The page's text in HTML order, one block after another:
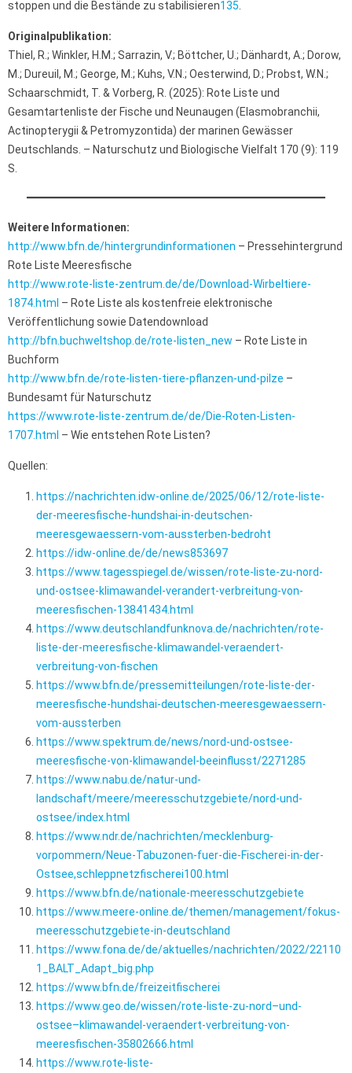
stoppen und die Bestände zu stabilisieren135.
Originalpublikation:
Thiel, R.; Winkler, H.M.; Sarrazin, V.; Böttcher, U.; Dänhardt, A.; Dorow,
M.; Dureuil, M.; George, M.; Kuhs, V.N.; Oesterwind, D.; Probst, W.N.;
Schaarschmidt, T. & Vorberg, R. (2025): Rote Liste und
Gesamtartenliste der Fische und Neunaugen (Elasmobranchii,
Actinopterygii & Petromyzontida) der marinen Gewässer
Deutschlands. – Naturschutz und Biologische Vielfalt 170 (9): 119
S.
Weitere Informationen:
http://www.bfn.de/hintergrundinformationen – Pressehintergrund
Rote Liste Meeresfische
http://www.rote-liste-zentrum.de/de/Download-Wirbeltiere-
1874.html – Rote Liste als kostenfreie elektronische
Veröffentlichung sowie Datendownload
http://bfn.buchweltshop.de/rote-listen_new – Rote Liste in
Buchform
http://www.bfn.de/rote-listen-tiere-pflanzen-und-pilze –
Bundesamt für Naturschutz
https://www.rote-liste-zentrum.de/de/Die-Roten-Listen-
1707.html – Wie entstehen Rote Listen?
Quellen:
https://nachrichten.idw-online.de/2025/06/12/rote-liste-
der-meeresfische-hundshai-in-deutschen-
meeresgewaessern-vom-aussterben-bedroht
https://idw-online.de/de/news853697
https://www.tagesspiegel.de/wissen/rote-liste-zu-nord-
und-ostsee-klimawandel-verandert-verbreitung-von-
meeresfischen-13841434.html
https://www.deutschlandfunknova.de/nachrichten/rote-
liste-der-meeresfische-klimawandel-veraendert-
verbreitung-von-fischen
https://www.bfn.de/pressemitteilungen/rote-liste-der-
meeresfische-hundshai-deutschen-meeresgewaessern-
vom-aussterben
https://www.spektrum.de/news/nord-und-ostsee-
meeresfische-von-klimawandel-beeinflusst/2271285
https://www.nabu.de/natur-und-
landschaft/meere/meeresschutzgebiete/nord-und-
ostsee/index.html
https://www.ndr.de/nachrichten/mecklenburg-
vorpommern/Neue-Tabuzonen-fuer-die-Fischerei-in-der-
Ostsee,schleppnetzfischerei100.html
https://www.bfn.de/nationale-meeresschutzgebiete
https://www.meere-online.de/themen/management/fokus-
meeresschutzgebiete-in-deutschland
https://www.fona.de/de/aktuelles/nachrichten/2022/22110
1_BALT_Adapt_big.php
https://www.bfn.de/freizeitfischerei
https://www.geo.de/wissen/rote-liste-zu-nord–und-
ostsee–klimawandel-veraendert-verbreitung-von-
meeresfischen-35802666.html
https://www.rote-liste-